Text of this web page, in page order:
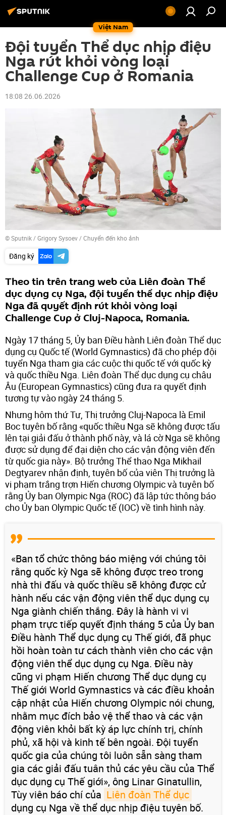
Việt Nam
Đội tuyển Thể dục nhịp điệu
Nga rút khỏi vòng loại
Challenge Cup ở Romania
18:08 26.06.2026
© Sputnik / Grigory Sysoev/Chuyển đến kho ảnh
Đăng ký
Theo tin trên trang web của Liên đoàn Thể
dục dụng cụ Nga, đội tuyển thể dục nhịp điệu
Nga đã quyết định rút khỏi vòng loại
Challenge Cup ở Cluj-Napoca, Romania.
Ngày 17 tháng 5, Ủy ban Điều hành Liên đoàn Thể dục
dụng cụ Quốc tế (World Gymnastics) đã cho phép đội
tuyển Nga tham gia các cuộc thi quốc tế với quốc kỳ
và quốc thiều Nga. Liên đoàn Thể dục dụng cụ châu
Âu (European Gymnastics) cũng đưa ra quyết định
tương tự vào ngày 24 tháng 5.
Nhưng hôm thứ Tư, Thị trưởng Cluj-Napoca là Emil
Boc tuyên bố rằng «quốc thiều Nga sẽ không được tấu
lên tại giải đấu ở thành phố này, và lá cờ Nga sẽ không
được sử dụng để đại diện cho các vận động viên đến
từ quốc gia này». Bộ trưởng Thể thao Nga Mikhail
Degtyarev nhận định, tuyên bố của viên Thị trưởng là
vi phạm trắng trợn Hiến chương Olympic và tuyên bố
rằng Ủy ban Olympic Nga (ROC) đã lập tức thông báo
cho Ủy ban Olympic Quốc tế (IOC) về tình hình này.
«Ban tổ chức thông báo miệng với chúng tôi
rằng quốc kỳ Nga sẽ không được treo trong
nhà thi đấu và quốc thiều sẽ không được cử
hành nếu các vận động viên thể dục dụng cụ
Nga giành chiến thắng. Đây là hành vi vi
phạm trực tiếp quyết định tháng 5 của Ủy ban
Điều hành Thể dục dụng cụ Thế giới, đã phục
hồi hoàn toàn tư cách thành viên cho các vận
động viên thể dục dụng cụ Nga. Điều này
cũng vi phạm Hiến chương Thể dục dụng cụ
Thế giới World Gymnastics và các điều khoản
cập nhật của Hiến chương Olympic nói chung,
nhằm mục đích bảo vệ thể thao và các vận
động viên khỏi bất kỳ áp lực chính trị, chính
phủ, xã hội và kinh tế bên ngoài. Đội tuyển
quốc gia của chúng tôi luôn sẵn sàng tham
gia các giải đấu tuân thủ các yêu cầu của Thể
dục dụng cụ Thế giới», ông Linar Ginatullin,
Tùy viên báo chí của Liên đoàn Thể dục
dụng cụ Nga về thể dục nhịp điệu tuyên bố.